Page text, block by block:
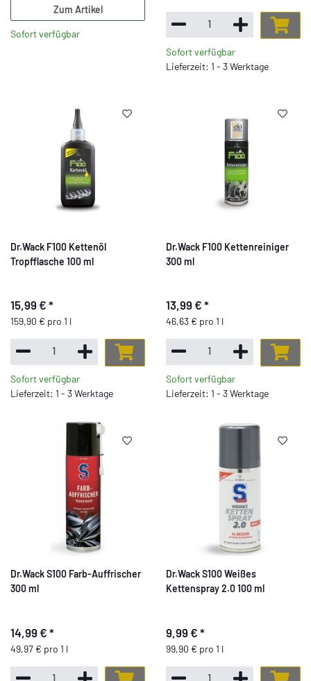
Zum Artikel
Sofort verfügbar
Sofort verfügbar
Lieferzeit: 1 - 3 Werktage
Dr.Wack F100 Kettenöl
Tropfflasche 100 ml
15,99 € *
159,90 € pro 1 l
Sofort verfügbar
Lieferzeit: 1 - 3 Werktage
Dr.Wack F100 Kettenreiniger
300 ml
13,99 € *
46,63 € pro 1 l
Sofort verfügbar
Lieferzeit: 1 - 3 Werktage
Dr.Wack S100 Farb-Auffrischer
300 ml
14,99 € *
49,97 € pro 1 l
Dr.Wack S100 Weißes
Kettenspray 2.0 100 ml
9,99 € *
99,90 € pro 1 l